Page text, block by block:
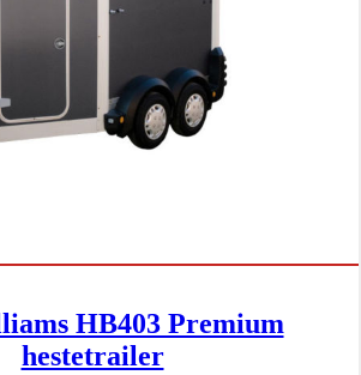
HB403 Premium
hestetrailer